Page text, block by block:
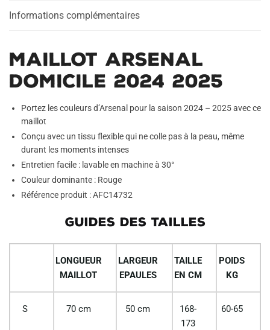
Informations complémentaires
Maillot Arsenal
Domicile 2024 2025
Portez les couleurs d’Arsenal pour la saison 2024 – 2025 avec ce
maillot
Conçu avec un tissu flexible qui ne colle pas à la peau, même
durant les moments intenses
Entretien facile : lavable en machine à 30°
Couleur dominante : Rouge
Référence produit : AFC14732
GUIDES DES TAILLES
LONGUEUR
MAILLOT
LARGEUR
EPAULES
TAILLE
EN CM
POIDS
KG
S 70 cm 50 cm
168-
173
60-65